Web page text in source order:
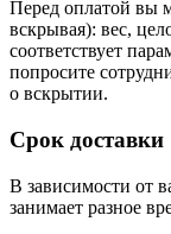
Перед оплатой вы
вскрывая): вес,
соответствует
попросите
о вскрытии.
Срок доставки
В зависимости от
занимает разное